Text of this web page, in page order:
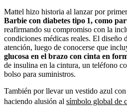
Mattel hizo historia al lanzar por
Barbie con diabetes tipo 1, como
reafirmando su compromiso con la
condiciones médicas reales. El diseño
atención, luego de conocerse que
glucosa en el brazo con cinta en
de insulina en la cintura, un teléfono
bolso para suministros.
También por llevar un vestido azul con
haciendo alusión al símbolo global de